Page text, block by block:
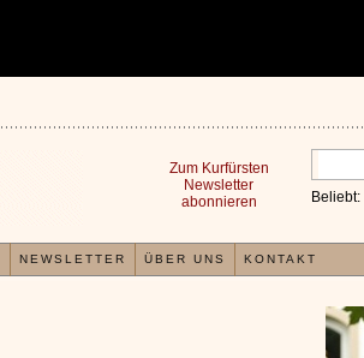
Beliebt:
Zum Kurfürsten
Newsletter
abonnieren
NEWSLETTER ÜBER UNS KONTAKT